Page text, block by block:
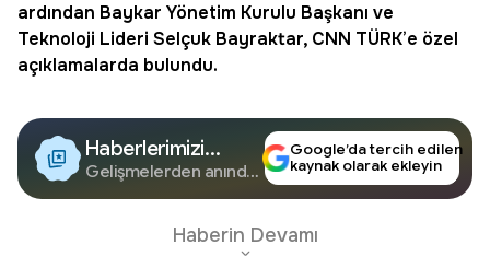
ardından Baykar Yönetim Kurulu Başkanı ve
Teknoloji Lideri Selçuk Bayraktar, CNN TÜRK’e özel
açıklamalarda bulundu.
Haberlerimizi
Google'da Takip
Edin
Gelişmelerden anında
Google’da tercih edilen
kaynak olarak ekleyin
Haberin Devamı